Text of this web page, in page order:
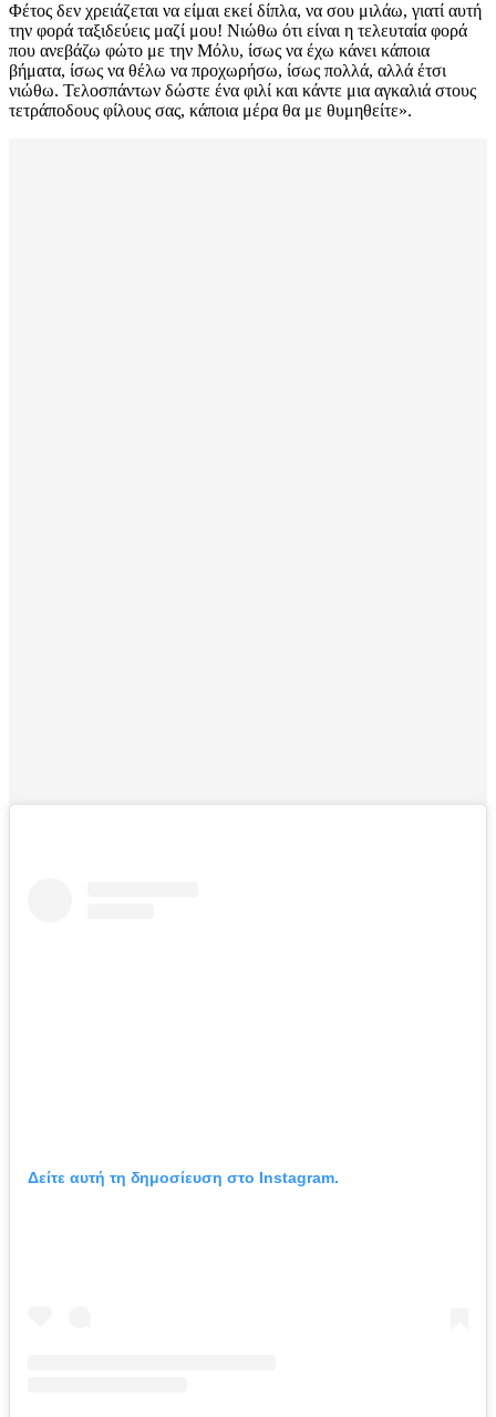
Φέτος δεν χρειάζεται να είμαι εκεί δίπλα, να σου μιλάω, γιατί αυτή
την φορά ταξιδεύεις μαζί μου! Νιώθω ότι είναι η τελευταία φορά
που ανεβάζω φώτο με την Μόλυ, ίσως να έχω κάνει κάποια
βήματα, ίσως να θέλω να προχωρήσω, ίσως πολλά, αλλά έτσι
νιώθω. Τελοσπάντων δώστε ένα φιλί και κάντε μια αγκαλιά στους
τετράποδους φίλους σας, κάποια μέρα θα με θυμηθείτε».
Δείτε αυτή τη δημοσίευση στο Instagram.